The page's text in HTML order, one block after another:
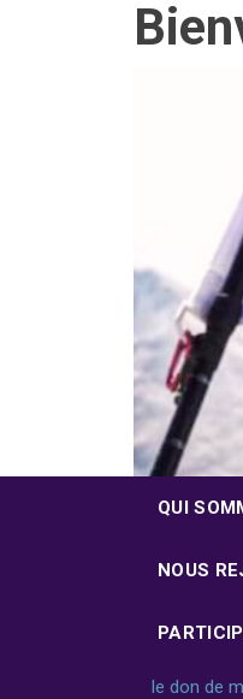
QUI
NOUS
le don de